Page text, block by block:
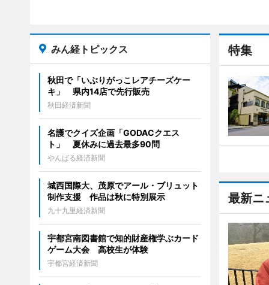
特集
最新ニ
みん経トピックス
秋田で「いぶりがっこレアチーズケー
キ」 県内14店で先行販売
秋田経済新聞
名護でクイズ企画「GODACクエス
ト」 夏休みに過去最多90問
やんばる経済新聞
城西国際大、茂原でアール・ブリュット
制作支援 作品は秋に特別展示
九十九里経済新聞
宇都宮南図書館で知的財産権学ぶカード
ゲーム大会 高校生が体験
宇都宮経済新聞